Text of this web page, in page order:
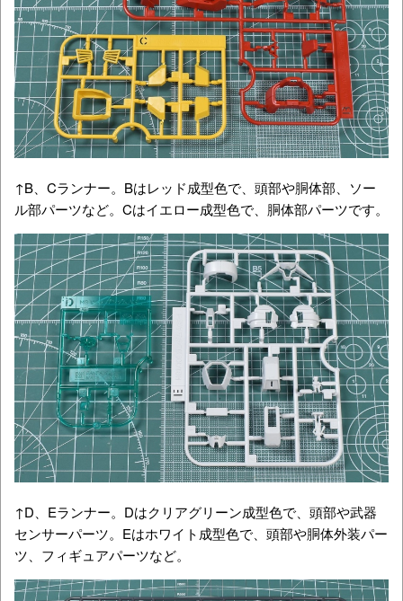
↑B、Cランナー。Bはレッド成型色で、頭部や胴体部、ソー
ル部パーツなど。Cはイエロー成型色で、胴体部パーツです。
↑D、Eランナー。Dはクリアグリーン成型色で、頭部や武器
センサーパーツ。Eはホワイト成型色で、頭部や胴体外装パー
ツ、フィギュアパーツなど。